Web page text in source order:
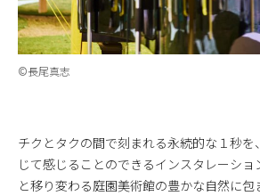
©長尾真志
チクとタクの間で刻まれる永続的な１秒
じて感じることのできるインスタレーシ
と移り変わる庭園美術館の豊かな自然に包